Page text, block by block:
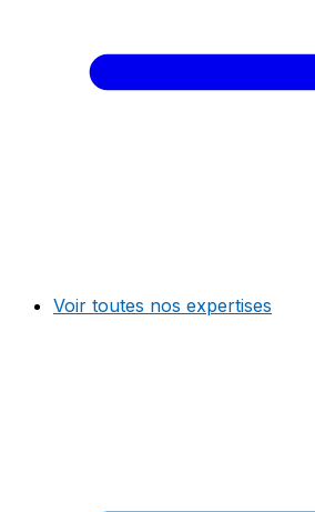
Voir toutes nos expertises